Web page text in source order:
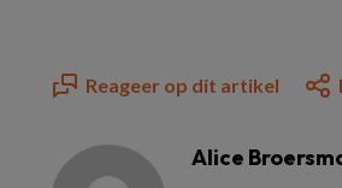
Reageer op dit artikel
Alice